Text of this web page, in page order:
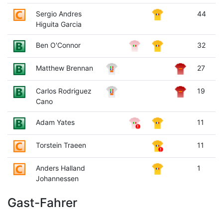
Sergio Andres
Higuita Garcia
44
Ben O'Connor 32
Matthew Brennan 27
Carlos Rodriguez
Cano
19
Adam Yates 11
Torstein Traeen 11
Anders Halland
Johannessen
1
Gast-Fahrer